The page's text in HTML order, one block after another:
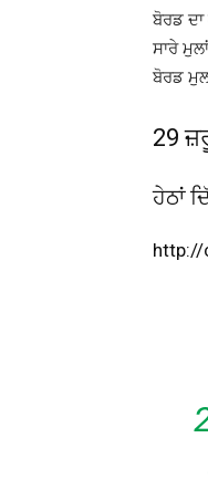
ਬੋਰਡ
ਸਾਰੇ
ਬੋਰਡ
29
ਹੇਠਾਂ
http://